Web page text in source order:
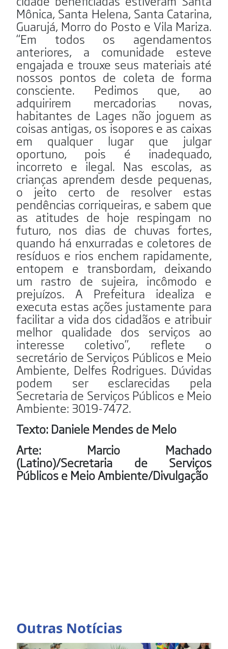
Mônica, Santa Helena, Santa Catarina,
Guarujá, Morro do Posto e Vila Mariza.
“Em todos os agendamentos
anteriores, a comunidade esteve
engajada e trouxe seus materiais até
nossos pontos de coleta de forma
consciente. Pedimos que, ao
adquirirem mercadorias novas,
habitantes de Lages não joguem as
coisas antigas, os isopores e as caixas
em qualquer lugar que julgar
oportuno, pois é inadequado,
incorreto e ilegal. Nas escolas, as
crianças aprendem desde pequenas,
o jeito certo de resolver estas
pendências corriqueiras, e sabem que
as atitudes de hoje respingam no
futuro, nos dias de chuvas fortes,
quando há enxurradas e coletores de
resíduos e rios enchem rapidamente,
entopem e transbordam, deixando
um rastro de sujeira, incômodo e
prejuízos. A Prefeitura idealiza e
executa estas ações justamente para
facilitar a vida dos cidadãos e atribuir
melhor qualidade dos serviços ao
interesse coletivo”, reflete o
secretário de Serviços Públicos e Meio
Ambiente, Delfes Rodrigues. Dúvidas
podem ser esclarecidas pela
Secretaria de Serviços Públicos e Meio
Ambiente: 3019-7472.
Texto: Daniele Mendes de Melo
Arte: Marcio Machado
(Latino)/Secretaria de Serviços
Públicos e Meio Ambiente/Divulgação
Outras Notícias